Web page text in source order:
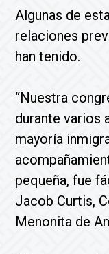
Algunas de
relaciones
han tenido.
“Nuestra
durante varios
mayoría
pequeña, fue
Jacob Curtis,
Menonita de